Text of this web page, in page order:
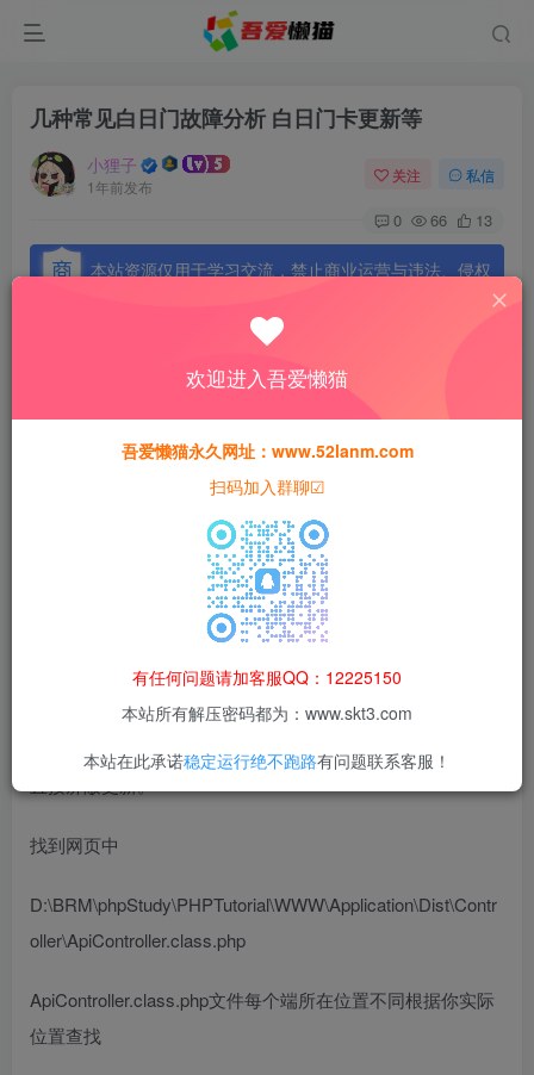
几种常见白日门故障分析 白日门卡更新等
小狸子
1年前发布
关注 私信
0 66 13
本站资源仅用于学习交流，禁止商业运营与违法、侵权
果由使用者自行承担。
一、不开门，卡在“正在获取版本更新”
这里我们介绍没有需要更新
1、如果服务端里面没有需要更新的内容
找到网页中
D:\BRM\phpStudy\PHPTutorial\WWW\Application\Dist\Contr
oller\ApiController.class.php
ApiController.class.php文件每个端所在位置不同根据你实际
位置查找
欢迎进入吾爱懒猫
吾爱懒猫永久网址：www.52lanm.com
扫码加入群聊☑
有任何问题请加客服QQ：12225150
本站所有解压密码都为：www.skt3.com
本站在此承诺稳定运行绝不跑路有问题联系客服！